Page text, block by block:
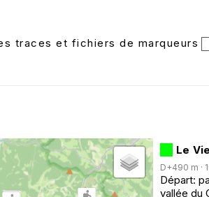
Dossier
traces et fichiers de marqueurs
Le
D+490 m ·
Départ:
vallée du